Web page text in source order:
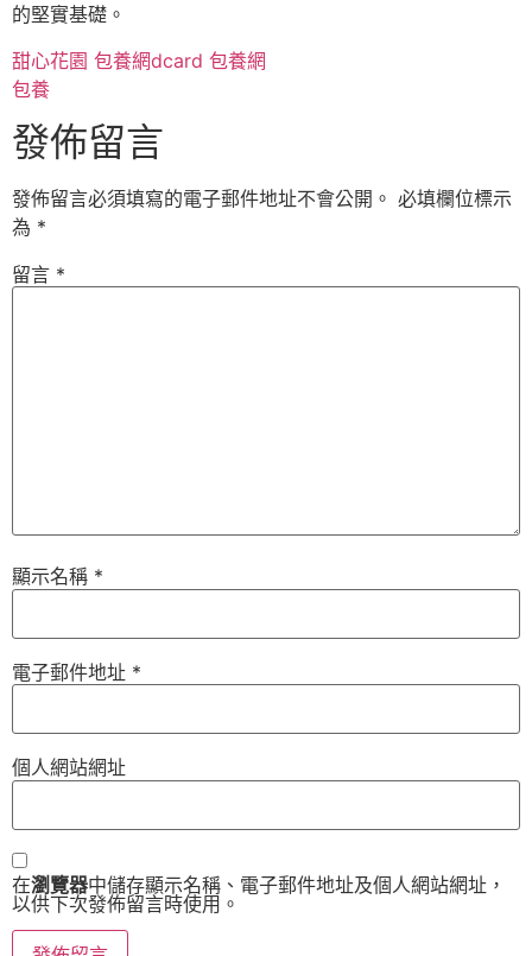
的堅實基礎。
甜心花園 包養網dcard 包養網
包養
發佈留言
發佈留言必須填寫的電子郵件地址不會公開。 必填欄位標示
為 *
留言 *
顯示名稱 *
電子郵件地址 *
個人網站網址
在瀏覽器中儲存顯示名稱、電子郵件地址及個人網站網址，
以供下次發佈留言時使用。